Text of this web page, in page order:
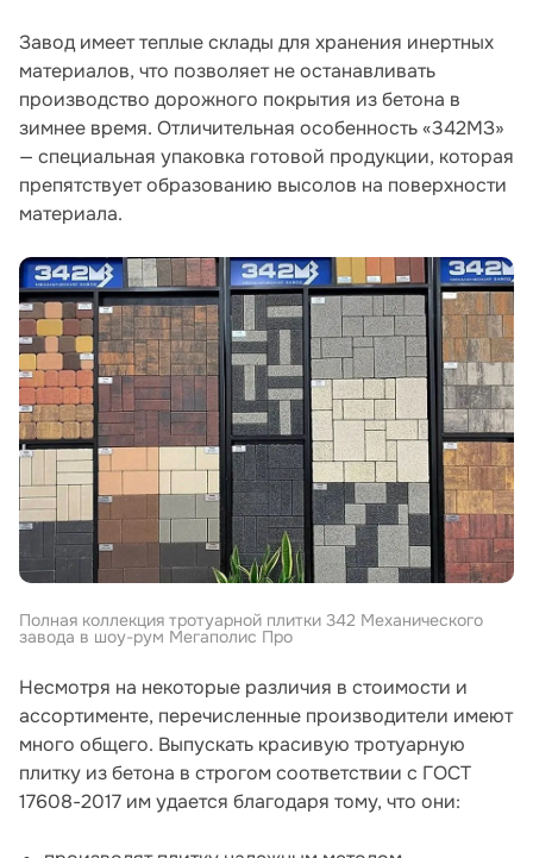
Завод имеет теплые склады для хранения инертных
материалов, что позволяет не останавливать
производство дорожного покрытия из бетона в
зимнее время. Отличительная особенность «342МЗ»
— специальная упаковка готовой продукции, которая
препятствует образованию высолов на поверхности
материала.
Полная коллекция тротуарной плитки 342 Механического
завода в шоу-рум Мегаполис Про
Несмотря на некоторые различия в стоимости и
ассортименте, перечисленные производители имеют
много общего. Выпускать красивую тротуарную
плитку из бетона в строгом соответствии с ГОСТ
17608-2017 им удается благодаря тому, что они: